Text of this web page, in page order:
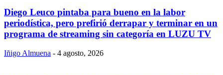
Diego Leuco pintaba para bueno en la labor
periodística, pero prefirió derrapar y terminar en un
programa de streaming sin categoría en LUZU TV
Iñigo Almuena - 4 agosto, 2026